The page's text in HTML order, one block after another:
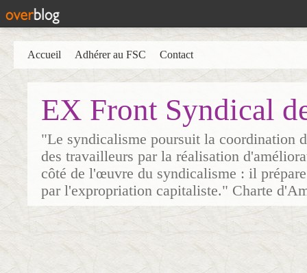
EX Front Syndical
"Le syndicalisme poursuit la coordination
des travailleurs par la réalisation
côté de l'œuvre du syndicalisme : il
par l'expropriation capitaliste." Charte
Accueil Adhérer au FSC Contact